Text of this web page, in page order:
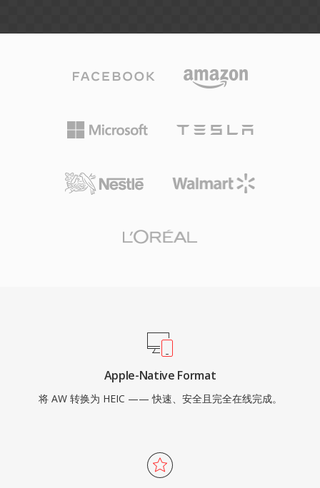
Apple-Native Format
将 AW 转换为 HEIC —— 快速、安全且完全在线完成。